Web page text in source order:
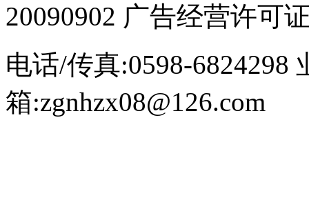
20090902 广告经营许可
电话/传真:0598-6824298
箱:zgnhzx08@126.com